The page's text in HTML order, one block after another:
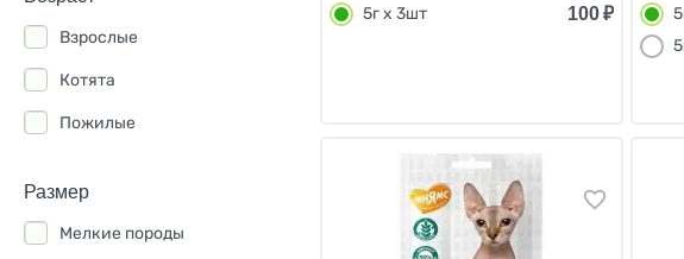
Smart Cat
Titbit
Взрослые
Котята
Пожилые
Размер
Мелкие породы
5г х 3шт 100 ₽